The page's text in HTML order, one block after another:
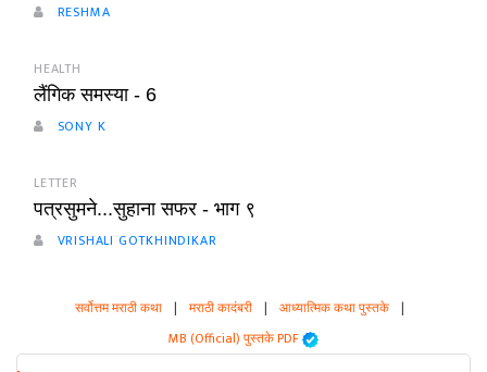
RESHMA
HEALTH
लैंगिक समस्या - 6
SONY K
LETTER
पत्रसुमने...सुहाना सफर - भाग ९
VRISHALI GOTKHINDIKAR
सर्वोत्तम मराठी कथा | मराठी कादंबरी | आध्यात्मिक कथा पुस्तके |
MB (Official) पुस्तके PDF